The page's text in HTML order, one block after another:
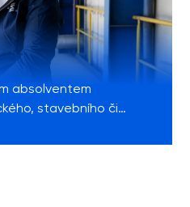
absolventem
stavebního či
praxi? Jestli